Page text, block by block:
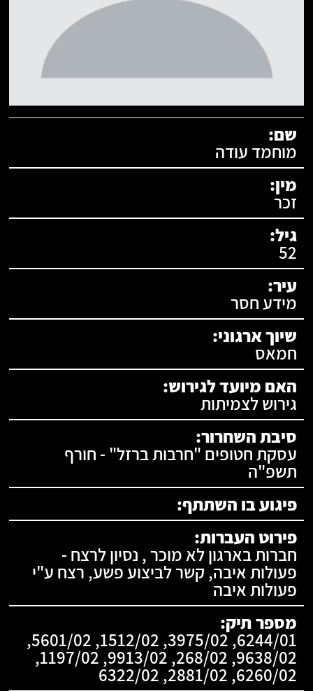
שם:
מוחמד עודה
מין:
זכר
גיל:
52
עיר:
מידע חסר
שיוך ארגוני:
חמאס
האם מיועד לגירוש:
גירוש לצמיתות
סיבת השחרור:
עסקת חטופים "חרבות ברזל" - חורף
תשפ"ה
פיגוע בו השתתף:
פירוט העברות:
חברות בארגון לא מוכר , נסיון לרצח -
פעולות איבה, קשר לביצוע פשע, רצח ע"י
פעולות איבה
מספר תיק:
6244/01, 3975/02, 1512/02, 5601/02,
9638/02, 268/02, 9913/02, 1197/02,
6260/02, 2881/02, 6322/02